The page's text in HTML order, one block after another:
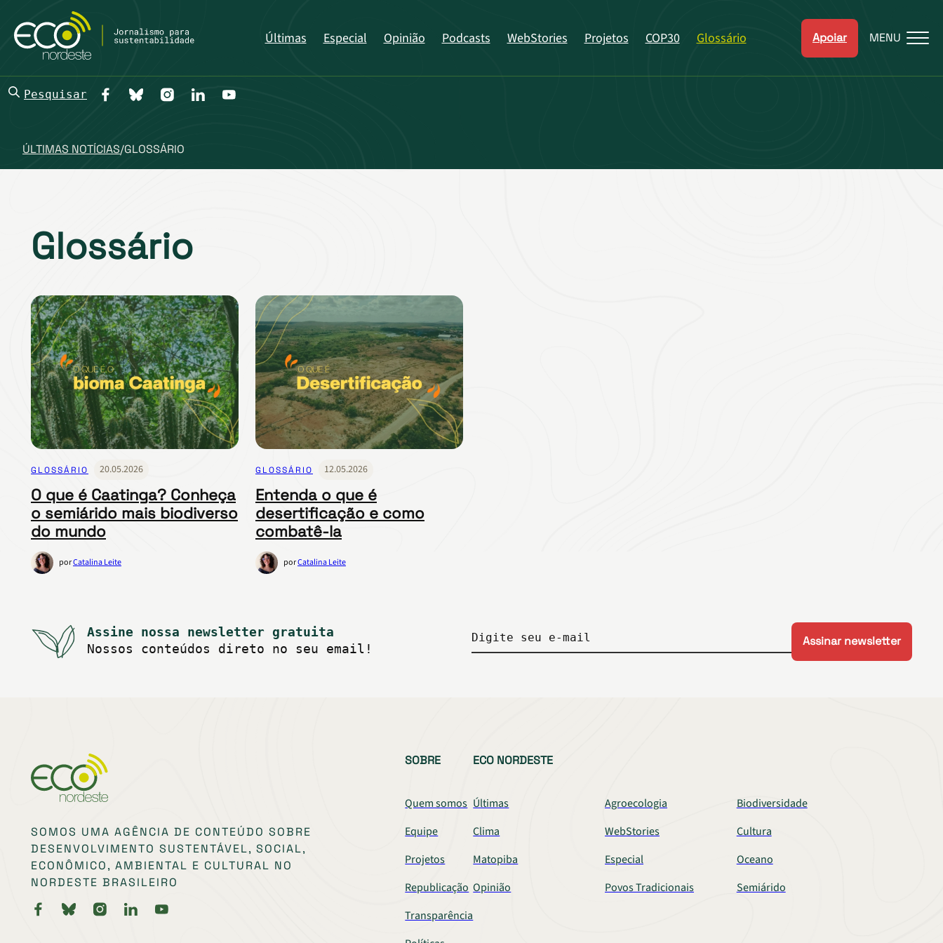
Últimas Especial Opinião Podcasts WebStories Projetos COP30 Glossário Apoiar MENU
Pesquisar
ÚLTIMAS NOTÍCIAS/GLOSSÁRIO
Glossário
GLOSSÁRIO 20.05.2026
O que é Caatinga? Conheça
o semiárido mais biodiverso
do mundo
porCatalina Leite
GLOSSÁRIO 12.05.2026
Entenda o que é
desertificação e como
combatê-la
porCatalina Leite
Assine nossa newsletter gratuita
Nossos conteúdos direto no seu email!
Digite seu e-mail
SOMOS UMA AGÊNCIA DE CONTEÚDO SOBRE
DESENVOLVIMENTO SUSTENTÁVEL, SOCIAL,
ECONÔMICO, AMBIENTAL E CULTURAL NO
NORDESTE BRASILEIRO
SOBRE
Quem somos
Equipe
Projetos
Republicação
Transparência
ECO NORDESTE
Últimas Agroecologia
Biodiversidade
Clima
WebStories
Cultura
Matopiba
Especial
Oceano
Opinião
Povos Tradicionais Semiárido